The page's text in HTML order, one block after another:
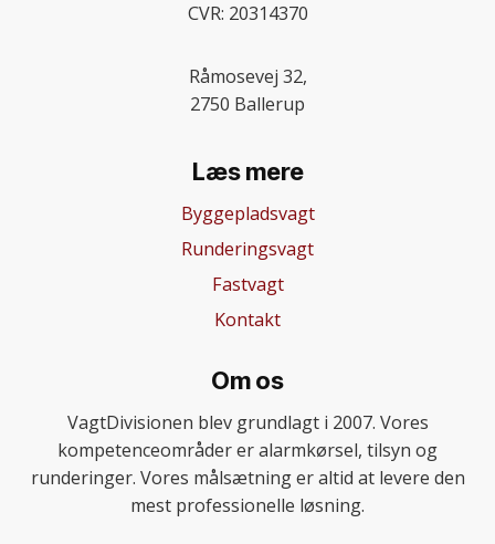
Om os
VagtDivisionen blev grundlagt i 2007. Vores
kompetenceområder er alarmkørsel, tilsyn og
runderinger. Vores målsætning er altid at levere den
mest professionelle løsning.
Læs mere
Byggepladsvagt
Runderingsvagt
Fastvagt
Kontakt
CVR: 20314370
Råmosevej 32,
2750 Ballerup